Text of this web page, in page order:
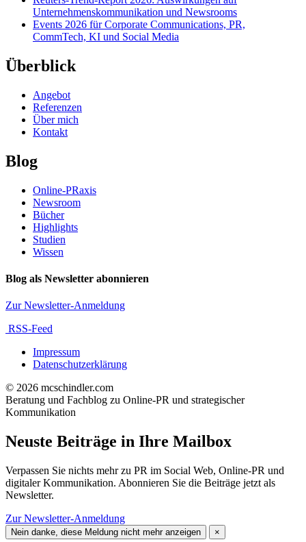
Unternehmenskommunikation und Newsrooms
Events 2026 für Corporate Communications, PR,
CommTech, KI und Social Media
Überblick
Angebot
Referenzen
Über mich
Kontakt
Blog
Online-PRaxis
Newsroom
Bücher
Highlights
Studien
Wissen
Blog als Newsletter abonnieren
Zur Newsletter-Anmeldung
RSS-Feed
Impressum
Datenschutzerklärung
© 2026 mcschindler.com
Beratung und Fachblog zu Online-PR und strategischer
Kommunikation
Neuste Beiträge in Ihre Mailbox
Verpassen Sie nichts mehr zu PR im Social Web, Online-PR und
digitaler Kommunikation. Abonnieren Sie die Beiträge jetzt als
Newsletter.
Zur Newsletter-Anmeldung
Nein danke, diese Meldung nicht mehr anzeigen ×